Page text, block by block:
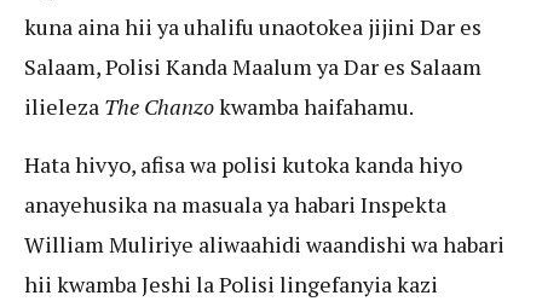
kuna aina hii ya uhalifu unaotokea jijini Dar es
Salaam, Polisi Kanda Maalum ya Dar es Salaam
ilieleza The Chanzokwamba haifahamu.
Hata hivyo, afisa wa polisi kutoka kanda hiyo
anayehusika na masuala ya habari Inspekta
William Muliriye aliwaahidi waandishi wa habari
hii kwamba Jeshi la Polisi lingefanyia kazi